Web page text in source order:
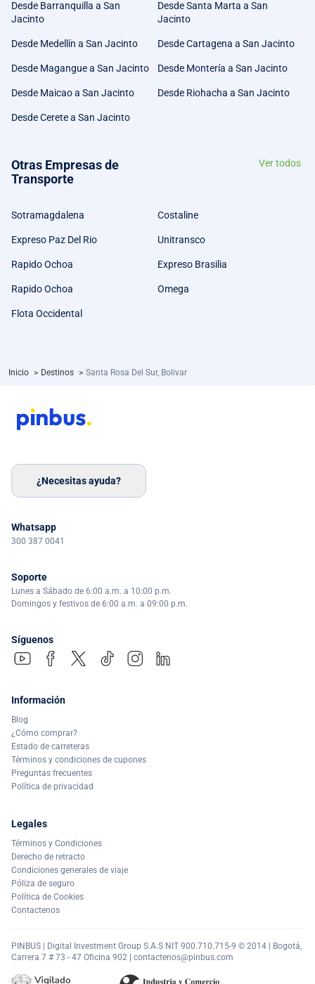
Desde Barranquilla a San
Jacinto
Desde Santa Marta a San
Jacinto
Desde Medellín a San Jacinto Desde Cartagena a San Jacinto
Desde Magangue a San Jacinto Desde Montería a San Jacinto
Desde Maicao a San Jacinto Desde Riohacha a San Jacinto
Desde Cerete a San Jacinto
Otras Empresas de
Transporte
Ver todos
Sotramagdalena Costaline
Expreso Paz Del Rio Unitransco
Rapido Ochoa Expreso Brasilia
Rapido Ochoa Omega
Flota Occidental
Inicio > Destinos > Santa Rosa Del Sur, Bolivar
¿Necesitas ayuda?
Whatsapp
300 387 0041
Soporte
Lunes a Sábado de 6:00 a.m. a 10:00 p.m.
Domingos y festivos de 6:00 a.m. a 09:00 p.m.
Síguenos
Información
Blog
¿Cómo comprar?
Estado de carreteras
Términos y condiciones de cupones
Preguntas frecuentes
Política de privacidad
Legales
Términos y Condiciones
Derecho de retracto
Condiciones generales de viaje
Póliza de seguro
Política de Cookies
Contactenos
PINBUS | Digital Investment Group S.A.S NIT 900.710.715-9 © 2014 | Bogotá,
Carrera 7 # 73 - 47 Oficina 902 | contactenos@pinbus.com